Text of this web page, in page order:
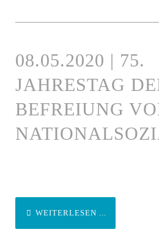
08.05.2020 | 75.
JAHRESTAG
BEFREIUNG
WEITERLESEN ...